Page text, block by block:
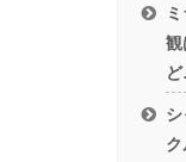
観
シ